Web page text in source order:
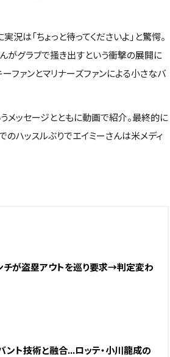
は「ちょっと待ってくださいよ」と驚愕。
がグラブで掻き出すという衝撃の展開に
ファンとマリナーズファンによる小さなバ
メッセージとともに動画で紹介。最終的に
ハッスルぶりでエイミーさんは米メディ
チが盗塁アウトを巡り要求→判定変わ
ト技術と融合...ロッテ・小川龍成の